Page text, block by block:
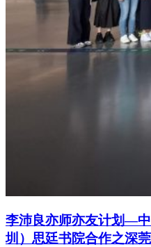
李沛良亦师亦友计划—
圳）思廷书院合作之深